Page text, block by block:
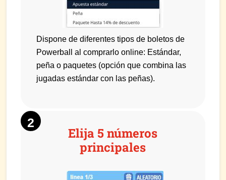
Dispone de diferentes tipos de boletos de
Powerball al comprarlo online: Estándar,
peña o paquetes (opción que combina las
jugadas estándar con las peñas).
Elija 5 números
principales